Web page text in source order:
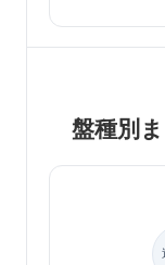
盤種別